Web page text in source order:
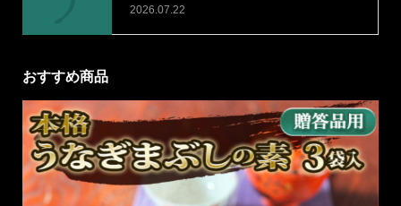
2026.07.22
おすすめ商品